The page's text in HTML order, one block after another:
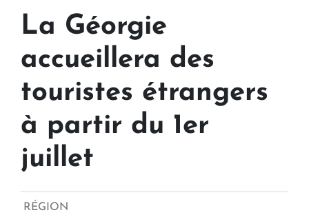
La Géorgie
accueillera des
touristes étrangers
à partir du 1er
juillet
RÉGION